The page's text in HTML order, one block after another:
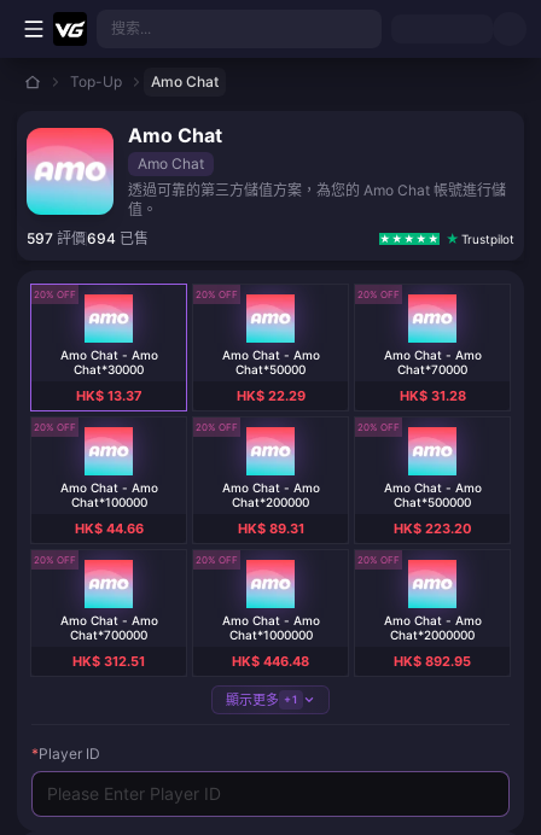
跳至主要內容
搜索...
Top-Up Amo Chat
Amo Chat
Amo Chat
透過可靠的第三方儲值方案，為您的 Amo Chat 帳號進行儲
值。
597 評價694 已售 Trustpilot
20% OFF
Amo Chat - Amo
Chat*30000
HK$ 13.37
20% OFF
Amo Chat - Amo
Chat*50000
HK$ 22.29
20% OFF
Amo Chat - Amo
Chat*70000
HK$ 31.28
20% OFF
Amo Chat - Amo
Chat*100000
HK$ 44.66
20% OFF
Amo Chat - Amo
Chat*200000
HK$ 89.31
20% OFF
Amo Chat - Amo
Chat*500000
HK$ 223.20
20% OFF
Amo Chat - Amo
Chat*700000
HK$ 312.51
20% OFF
Amo Chat - Amo
Chat*1000000
HK$ 446.48
20% OFF
Amo Chat - Amo
Chat*2000000
HK$ 892.95
顯示更多 +1
*Player ID